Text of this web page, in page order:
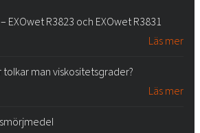
R3823 och EXOwet R3831
Läs mer
tolkar man viskositetsgrader?
Läs mer